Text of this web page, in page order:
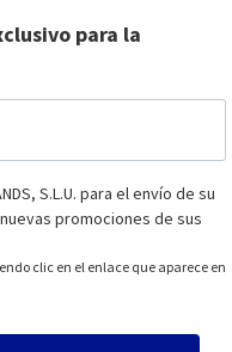
para la
S.L.U. para el envío de su
promociones de sus
clic en el enlace que aparece en